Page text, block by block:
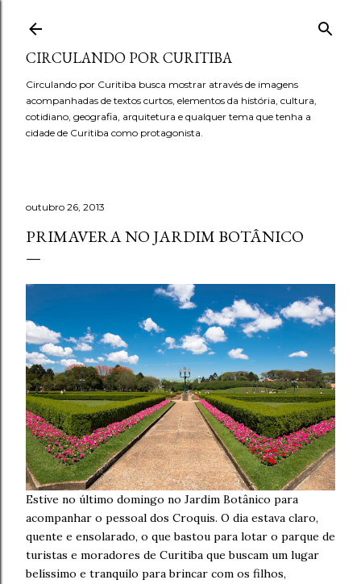
CIRCULANDO POR CURITIBA
Circulando por Curitiba busca mostrar através de imagens
acompanhadas de textos curtos, elementos da história, cultura,
cotidiano, geografia, arquitetura e qualquer tema que tenha a
cidade de Curitiba como protagonista.
outubro 26, 2013
PRIMAVERA NO JARDIM BOTÂNICO
Estive no último domingo no Jardim Botânico para
acompanhar o pessoal dos Croquis. O dia estava claro,
quente e ensolarado, o que bastou para lotar o parque de
turistas e moradores de Curitiba que buscam um lugar
belíssimo e tranquilo para brincar com os filhos,